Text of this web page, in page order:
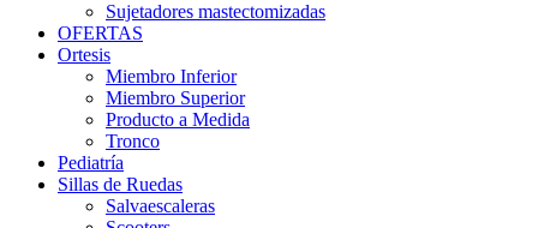
Sujetadores mastectomizadas
OFERTAS
Ortesis
Miembro Inferior
Miembro Superior
Producto a Medida
Tronco
Pediatría
Sillas de Ruedas
Salvaescaleras